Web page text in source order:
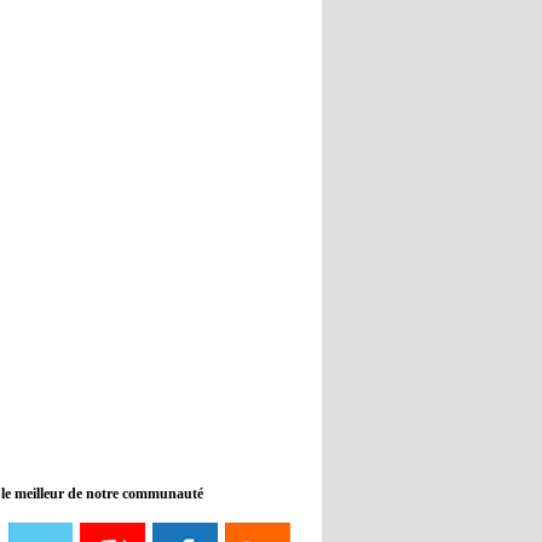
08:21 - 2022/11/08
Liverpool mis en vente par son
propriétaire
meilleur de notre communauté